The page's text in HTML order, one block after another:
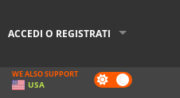
ACCEDI O REGISTRATI
Dark
mode
WE ALSO SUPPORT
USA